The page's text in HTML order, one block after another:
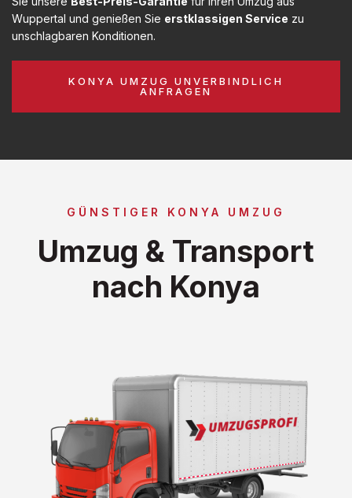
Wuppertal und genießen Sie erstklassigen Service zu
unschlagbaren Konditionen.
KONYA UMZUG UNVERBINDLICH
ANFRAGEN
GÜNSTIGER KONYA UMZUG
Umzug & Transport
nach Konya